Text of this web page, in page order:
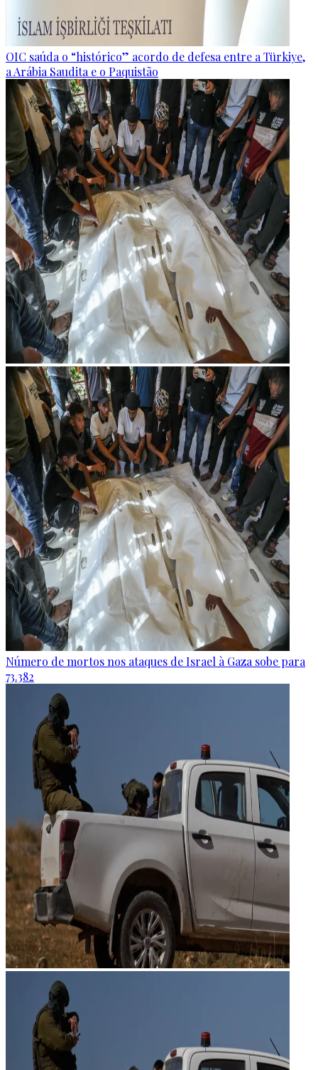
OIC saúda o “histórico” acordo de defesa entre a Türkiye,
a Arábia Saudita e o Paquistão
Número de mortos nos ataques de Israel à Gaza sobe para
73.382